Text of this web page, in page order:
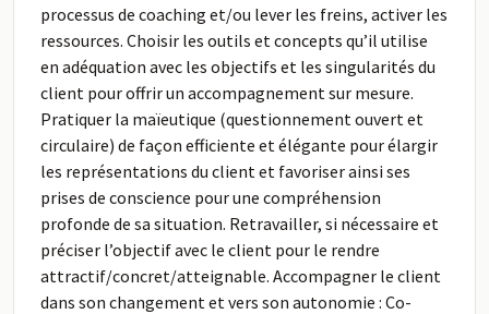
processus de coaching et/ou lever les freins, activer les
ressources. Choisir les outils et concepts qu’il utilise
en adéquation avec les objectifs et les singularités du
client pour offrir un accompagnement sur mesure.
Pratiquer la maïeutique (questionnement ouvert et
circulaire) de façon efficiente et élégante pour élargir
les représentations du client et favoriser ainsi ses
prises de conscience pour une compréhension
profonde de sa situation. Retravailler, si nécessaire et
préciser l’objectif avec le client pour le rendre
attractif/concret/atteignable. Accompagner le client
dans son changement et vers son autonomie : Co-